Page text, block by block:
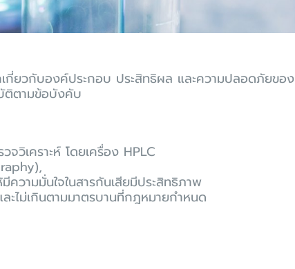
กเกี่ยวกับองค์ประกอบ ประสิทธิผล และความปลอดภัยข
ติตามข้อบังคับ
จวิเคราะห์ โดยเครื่อง HPLC
วามมั่นใจในสารกันเสียมีประสิทธิภาพ
ะไม่เกินตามมาตรบานที่กฎหมายกำหนด